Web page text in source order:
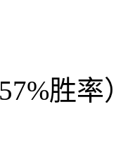
胜率）